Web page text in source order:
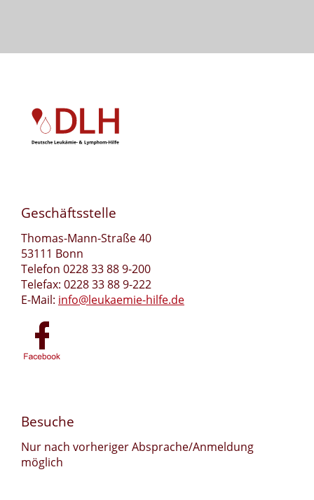
Geschäftsstelle
Thomas-Mann-Straße 40
53111 Bonn
Telefon 0228 33 88 9-200
Telefax: 0228 33 88 9-222
E-Mail: info@leukaemie-hilfe.de
Besuche
Nur nach vorheriger Absprache/Anmeldung
möglich